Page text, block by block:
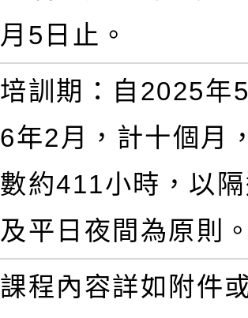
月5日止。
培訓期：自2025年
6年2月，計十個月
數約411小時，以
及平日夜間為原則
課程內容詳如附件